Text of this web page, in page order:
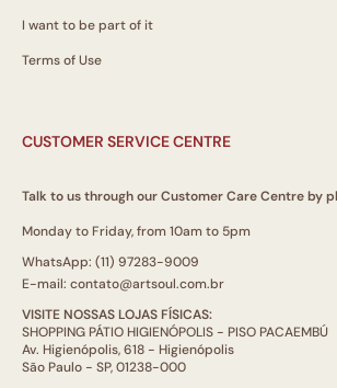
I want to be part of it
Terms of Use
CUSTOMER SERVICE CENTRE
Talk to us through our Customer Care Centre by
Monday to Friday, from 10am to 5pm
WhatsApp: (11) 97283-9009
E-mail: contato@artsoul.com.br
VISITE NOSSAS LOJAS FÍSICAS:
SHOPPING PÁTIO HIGIENÓPOLIS - PISO PACAEMBÚ
Av. Higienópolis, 618 - Higienópolis
São Paulo - SP, 01238-000